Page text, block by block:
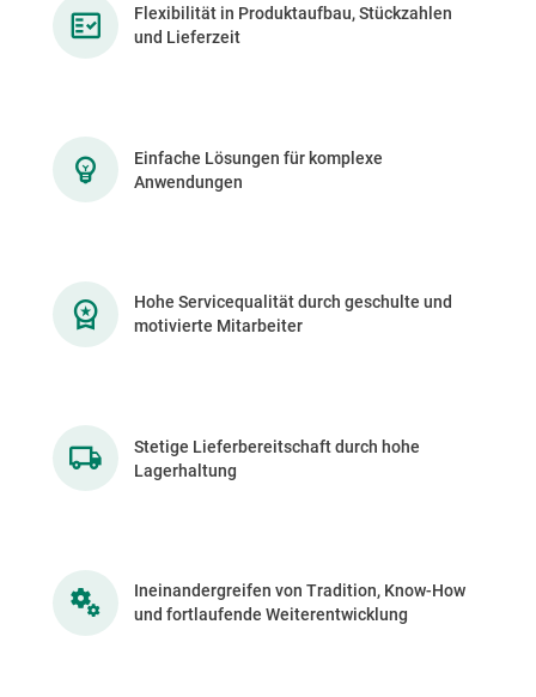
Flexibilität in Produktaufbau, Stückzahlen
und Lieferzeit
Einfache Lösungen für komplexe
Anwendungen
Hohe Servicequalität durch geschulte und
motivierte Mitarbeiter
Stetige Lieferbereitschaft durch hohe
Lagerhaltung
Ineinandergreifen von Tradition, Know-How
und fortlaufende Weiterentwicklung